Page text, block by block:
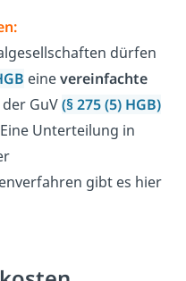
dürfen
einevereinfachte
der GuV(§ 275 (5) HGB)
Unterteilung in
gibt es hier